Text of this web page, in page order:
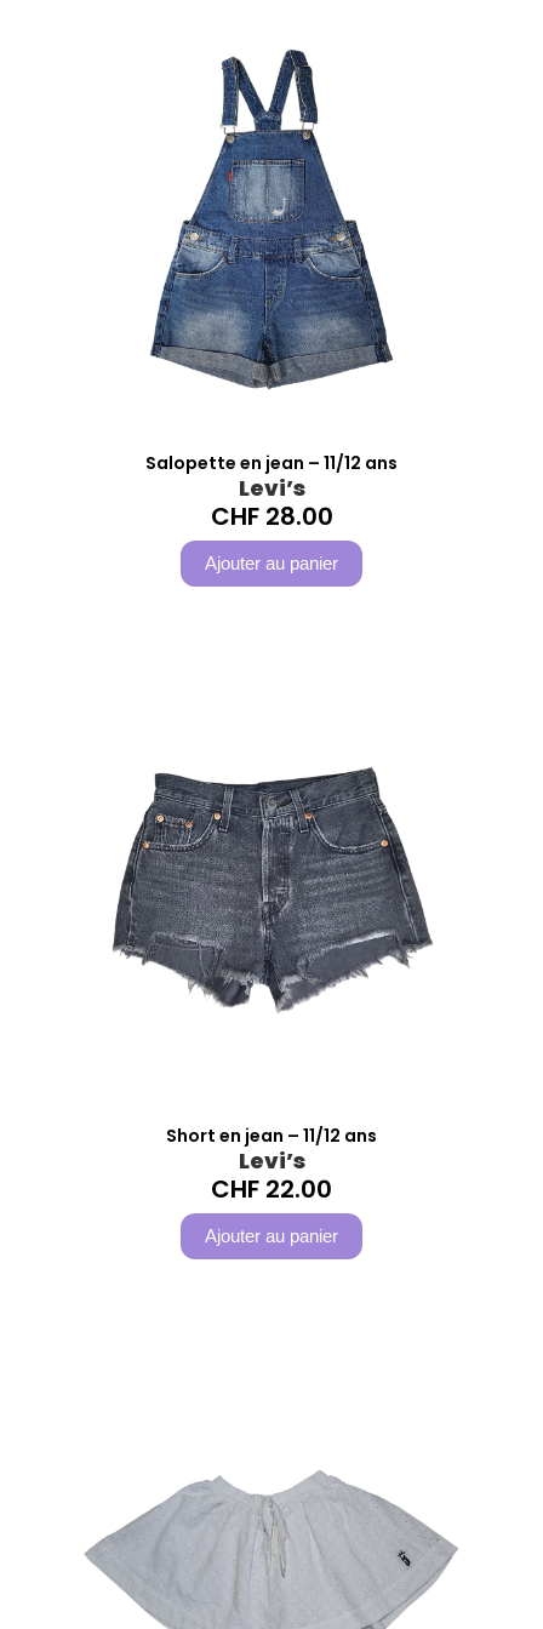
Salopette en jean – 11/12 ans
Levi’s
CHF28.00
Ajouter au panier
Short en jean – 11/12 ans
Levi’s
CHF 22.00
Ajouter au panier